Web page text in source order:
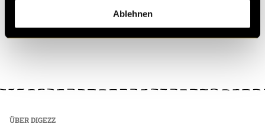
Ablehnen
ÜBER DIGEZZ